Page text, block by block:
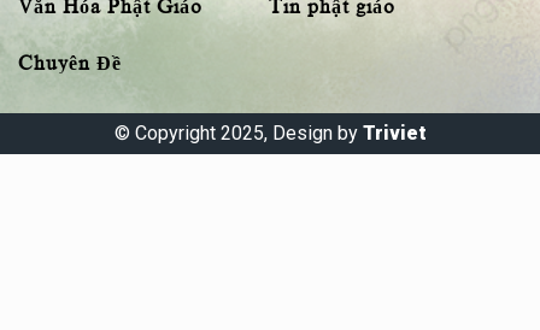
Văn Hóa Phật Giáo
Chuyên Đề
Tin phật giáo
© Copyright 2025, Design by Triviet